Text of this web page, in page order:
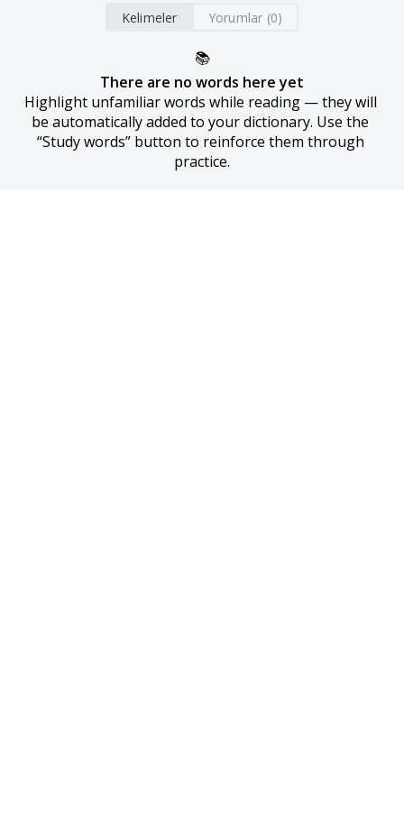
Kelimeler Yorumlar (0)
📚
There are no words here yet
Highlight unfamiliar words while reading — they will
be automatically added to your dictionary. Use the
“Study words” button to reinforce them through
practice.